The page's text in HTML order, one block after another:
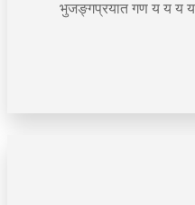
भुजङ्गप्रयात गण य य य